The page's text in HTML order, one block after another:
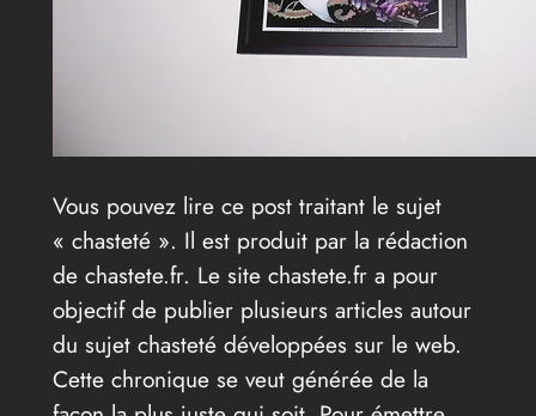
Vous pouvez lire ce post traitant le sujet
« chasteté ». Il est produit par la rédaction
de chastete.fr. Le site chastete.fr a pour
objectif de publier plusieurs articles autour
du sujet chasteté développées sur le web.
Cette chronique se veut générée de la